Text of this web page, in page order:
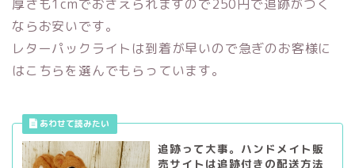
厚さも1cmでおさえられますので250円で追跡がつく
ならお安いです。
レターパックライトは到着が早いので急ぎのお客様に
はこちらを選んでもらっています。
追跡って大事。ハンドメイト販
売サイトは追跡付きの配送方法